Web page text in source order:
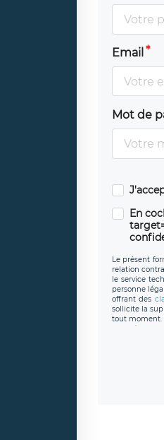
Email
Mot de
En
Le présent
relation
le service
personne
offrant des
sollicite la
tout moment.
caractère
protection
joignable à